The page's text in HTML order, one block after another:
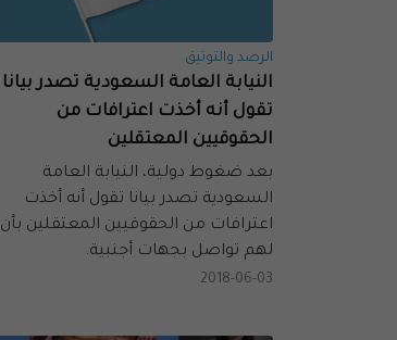
الرصد والتوثيق
النيابة العامة السعودية تصدر بيانا
تقول أنه أخذت اعترافات من
الحقوقيين المعتقلين
بعد ضغوط دولية، النيابة العامة
السعودية تصدر بيانا تقول أنه أخذت
اعترافات من الحقوقيين المعتقلين بأن
لهم تواصل بجهات أجنبية.
2018-06-03